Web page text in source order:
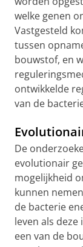
welke genen
Vastgesteld
tussen
bouwstof, en
ontwikkelde
van de
De
evolutionair
mogelijkheid
kunnen
de bacterie
leven als
een van de